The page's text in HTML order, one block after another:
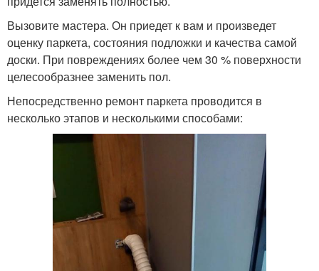
Вызовите мастера. Он приедет к вам и произведет
оценку паркета, состояния подложки и качества самой
доски. При повреждениях более чем 30 % поверхности
целесообразнее заменить пол.
Непосредственно ремонт паркета проводится в
несколько этапов и несколькими способами: